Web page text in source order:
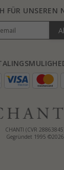
CHANTI (CVR
Gegründet 1995 ©2026
FÜR UNSEREN